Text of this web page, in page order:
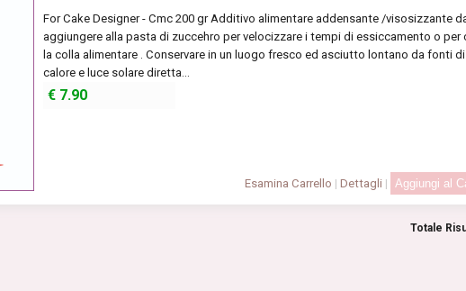
For Cake Designer - Cmc 200 gr Additivo alimentare addensante /visosizzante
aggiungere alla pasta di zuccehro per velocizzare i tempi di essiccamento o per
la colla alimentare . Conservare in un luogo fresco ed asciutto lontano da fonti di
calore e luce solare diretta...
€ 7.90
Esamina Carrello | Dettagli |
Totale